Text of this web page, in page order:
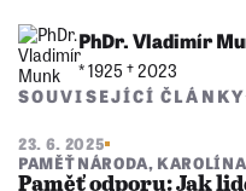
PhDr. Vladimír
* 1925 †︎ 2023
SOUVISEJÍCÍ ČLÁNKY
23. 6. 2025
PAMĚŤ NÁRODA,
Paměť odporu: Jak